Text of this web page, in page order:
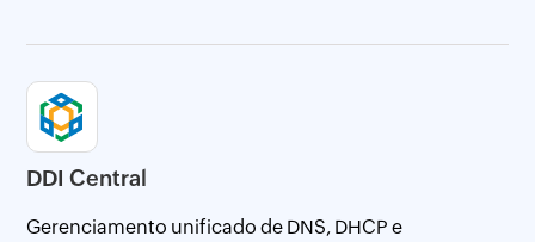
DDI Central
Gerenciamento unificado de DNS, DHCP e